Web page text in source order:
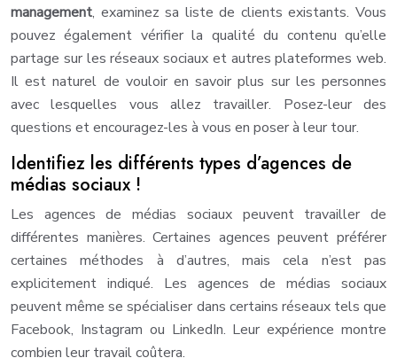
management, examinez sa liste de clients existants. Vous
pouvez également vérifier la qualité du contenu qu’elle
partage sur les réseaux sociaux et autres plateformes web.
Il est naturel de vouloir en savoir plus sur les personnes
avec lesquelles vous allez travailler. Posez-leur des
questions et encouragez-les à vous en poser à leur tour.
Identifiez les différents types d’agences de
médias sociaux !
Les agences de médias sociaux peuvent travailler de
différentes manières. Certaines agences peuvent préférer
certaines méthodes à d’autres, mais cela n’est pas
explicitement indiqué. Les agences de médias sociaux
peuvent même se spécialiser dans certains réseaux tels que
Facebook, Instagram ou LinkedIn. Leur expérience montre
combien leur travail coûtera.